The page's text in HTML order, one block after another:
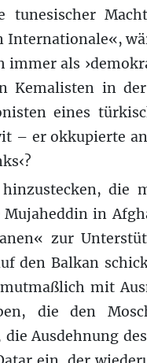
tunesischer
immer als
Kemalisten in
eines
– er okkupierte
die
in
zur
den Balkan
mit
die den
Ausdehnung